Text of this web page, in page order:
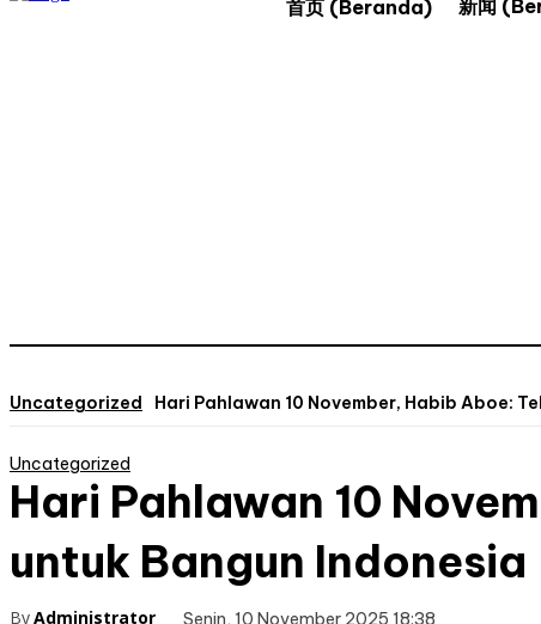
首页 (Beranda) 新闻
Uncategorized Hari Pahlawan 10 November, Habib Aboe:
Uncategorized
Hari Pahlawan 10
untuk Bangun Indonesia
ByAdministrator Senin, 10 November 2025 18:38